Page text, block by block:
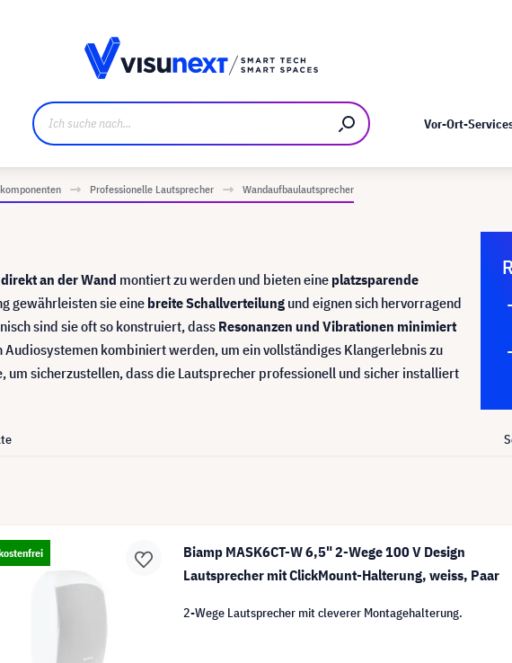
Vor-Ort-
Professionelle Lautsprecher Wandaufbaulautsprecher
direkt an der Wand montiert zu werden und bieten eine platzsparende
gewährleisten sie eine breite Schallverteilung und eignen sich hervorragend
sind sie oft so konstruiert, dass Resonanzen und Vibrationen minimiert
kombiniert werden, um ein vollständiges Klangerlebnis zu
um sicherzustellen, dass die Lautsprecher professionell und sicher installiert
Biamp MASK6CT-W 6,5" 2-Wege 100 V Design
Lautsprecher mit ClickMount-Halterung, weiss, Paar
2-Wege Lautsprecher mit cleverer Montagehalterung.